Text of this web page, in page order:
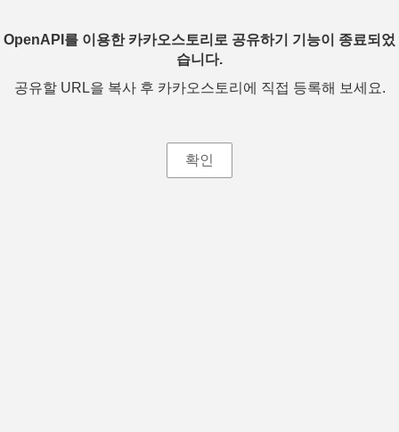
OpenAPI를 이용한 카카오스토리로 공유하기 기능이 종료되었
습니다.
공유할 URL을 복사 후 카카오스토리에 직접 등록해 보세요.
확인